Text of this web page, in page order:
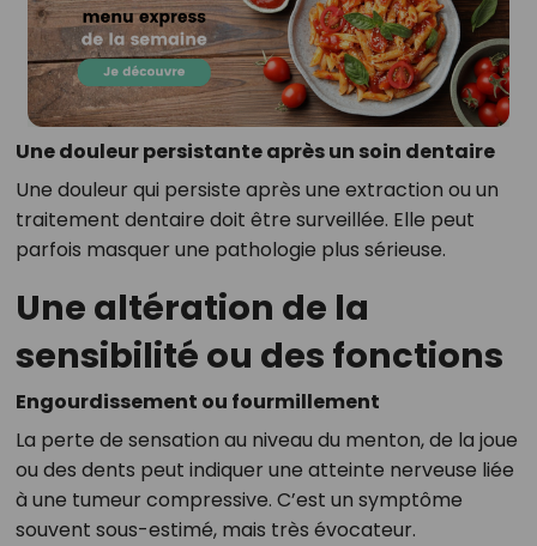
Une douleur persistante après un soin dentaire
Une douleur qui persiste après une extraction ou un
traitement dentaire doit être surveillée. Elle peut
parfois masquer une pathologie plus sérieuse.
Une altération de la
sensibilité ou des fonctions
Engourdissement ou fourmillement
La perte de sensation au niveau du menton, de la joue
ou des dents peut indiquer une atteinte nerveuse liée
à une tumeur compressive. C’est un symptôme
souvent sous-estimé, mais très évocateur.